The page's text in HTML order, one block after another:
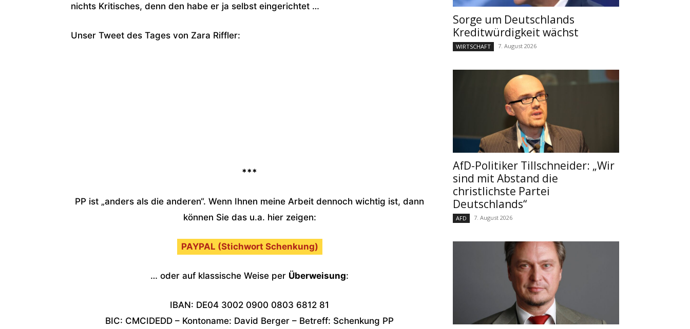
nichts Kritisches, denn den habe er ja selbst eingerichtet …
Unser Tweet des Tages von Zara Riffler:
***
PP ist „anders als die anderen“. Wenn Ihnen meine Arbeit dennoch wichtig ist, dann
können Sie das u.a. hier zeigen:
PAYPAL (Stichwort Schenkung)
… oder auf klassische Weise per Überweisung:
IBAN: DE04 3002 0900 0803 6812 81
BIC: CMCIDEDD – Kontoname: David Berger – Betreff: Schenkung PP
Sorge um Deutschlands
Kreditwürdigkeit wächst
WIRTSCHAFT 7. August 2026
AfD-Politiker Tillschneider: „Wir
sind mit Abstand die
christlichste Partei
Deutschlands“
AFD 7. August 2026